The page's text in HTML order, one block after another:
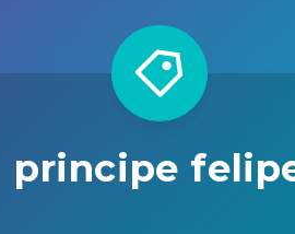
principe